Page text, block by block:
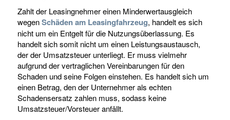
Zahlt der Leasingnehmer einen Minderwertausgleich
wegenSchäden am Leasingfahrzeug, handelt es sich
nicht um ein Entgelt für die Nutzungsüberlassung. Es
handelt sich somit nicht um einen Leistungsaustausch,
der der Umsatzsteuer unterliegt. Er muss vielmehr
aufgrund der vertraglichen Vereinbarungen für den
Schaden und seine Folgen einstehen. Es handelt sich um
einen Betrag, den der Unternehmer als echten
Schadensersatz zahlen muss, sodass keine
Umsatzsteuer/Vorsteuer anfällt.